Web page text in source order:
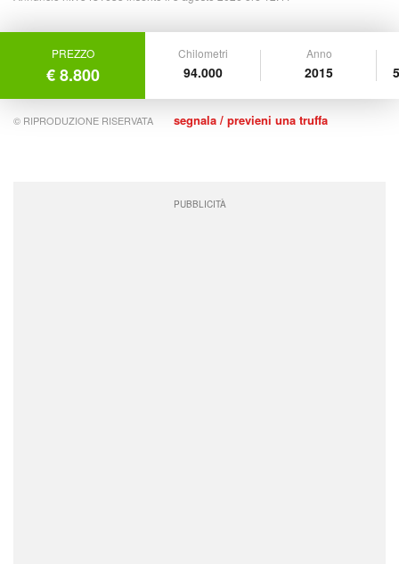
PREZZO
€ 8.800
Chilometri
94.000
Anno
2015
© RIPRODUZIONE RISERVATA segnala / previeni una truffa
PUBBLICITÀ